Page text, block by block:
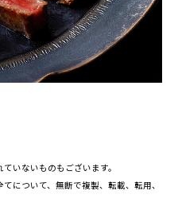
いないものもございます。
について、無断で複製、転載、転用、